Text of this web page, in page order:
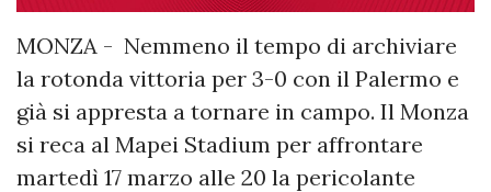
MONZA - Nemmeno il tempo di archiviare
la rotonda vittoria per 3-0 con il Palermo e
già si appresta a tornare in campo. Il Monza
si reca al Mapei Stadium per affrontare
martedì 17 marzo alle 20 la pericolante